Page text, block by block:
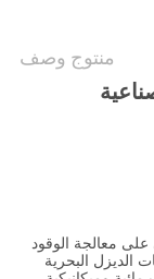
منتوج وصف
معالجة الوقود
الديزل البحرية